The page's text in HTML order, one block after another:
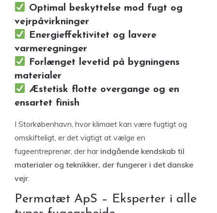
Optimal beskyttelse mod fugt og
vejrpåvirkninger
Energieffektivitet og lavere
varmeregninger
Forlænget levetid på bygningens
materialer
Æstetisk flotte overgange og en
ensartet finish
I Storkøbenhavn, hvor klimaet kan være fugtigt og
omskifteligt, er det vigtigt at vælge en
fugeentreprenør, der har indgående kendskab til
materialer og teknikker, der fungerer i det danske
vejr.
Permatæt ApS – Eksperter i alle